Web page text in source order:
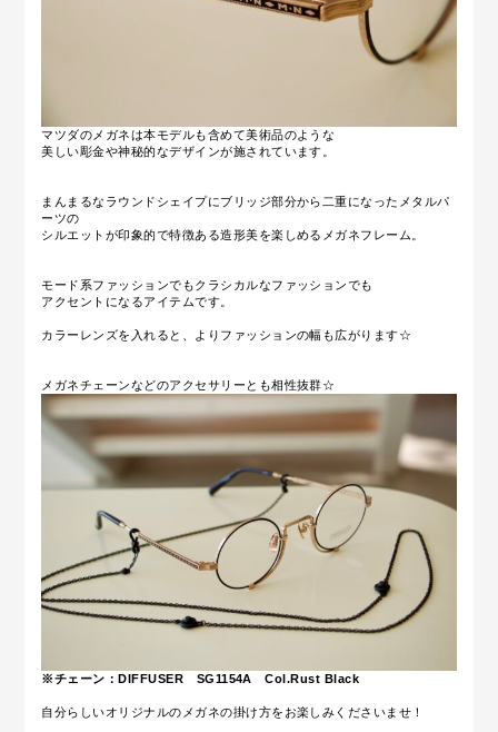
マツダのメガネは本モデルも含めて美術品のような
美しい彫金や神秘的なデザインが施されています。
まんまるなラウンドシェイプにブリッジ部分から二重になったメタルパ
ーツの
シルエットが印象的で特徴ある造形美を楽しめるメガネフレーム。
モード系ファッションでもクラシカルなファッションでも
アクセントになるアイテムです。
カラーレンズを入れると、よりファッションの幅も広がります☆
メガネチェーンなどのアクセサリーとも相性抜群☆
※チェーン：DIFFUSER SG1154A Col.Rust Black
自分らしいオリジナルのメガネの掛け方をお楽しみくださいませ！